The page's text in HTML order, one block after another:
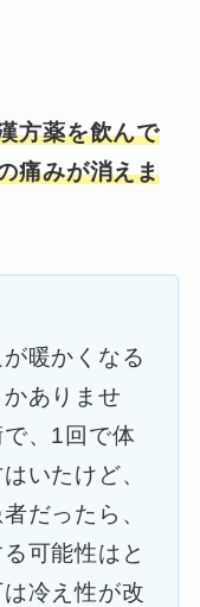
方薬を飲んで
痛みが消えま
暖かくなる
ありませ
、1回で体
いたけど、
だったら、
可能性はと
冷え性が改